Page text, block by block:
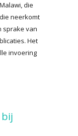
die
neerkomt
sprake van
Het
invoering